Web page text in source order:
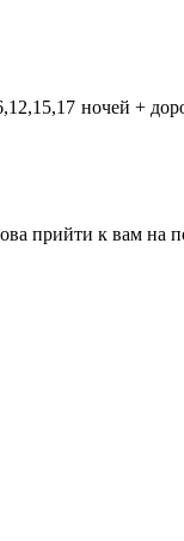
ночей +
прийти к вам на